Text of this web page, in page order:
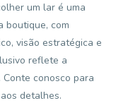
um lar é uma
boutique, com
visão estratégica e
reflete a
conosco para
detalhes.